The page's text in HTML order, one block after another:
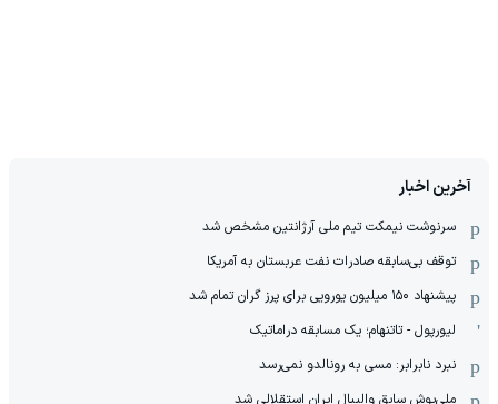
آخرین اخبار
سرنوشت نیمکت تیم ملی آرژانتین مشخص شد
توقف بی‌سابقه صادرات نفت عربستان به آمریکا
پیشنهاد ۱۵۰ میلیون یورویی برای پرز گران تمام شد
لیورپول - تاتنهام؛ یک مسابقه دراماتیک
نبرد نابرابر: مسی به رونالدو نمی‌رسد
ملی‌پوش سابق والیبال ایران استقلالی شد